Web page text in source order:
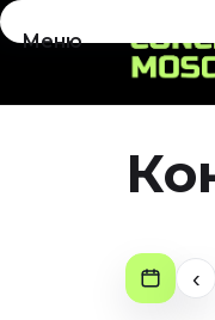
Меню
Концерты
Сентябрь 2026
Декабрь 2026
Январь 2027
‹